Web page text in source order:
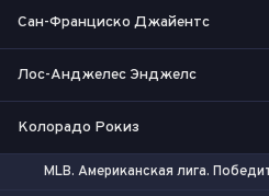
Сан-Франциско Джайентс
Лос-Анджелес Энджелс
Колорадо Рокиз
MLB. Американская лига.